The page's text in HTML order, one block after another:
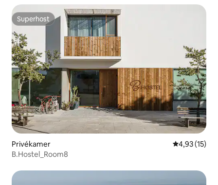
Superhost
Superhost
Privékamer Gemiddelde
4,93 (15)
B.Hostel_Room8